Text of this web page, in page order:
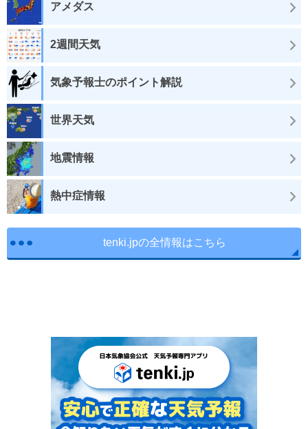
アメダス
2週間天気
気象予報士のポイント解説
世界天気
地震情報
熱中症情報
tenki.jpの全情報はこちら